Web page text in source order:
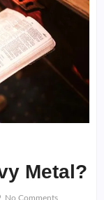
Metal?
No Comments